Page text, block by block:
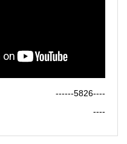
----5826------
----